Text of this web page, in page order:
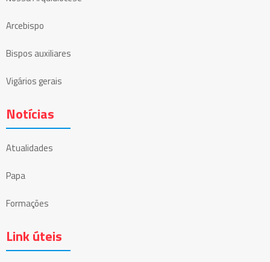
Arcebispo
Bispos auxiliares
Vigários gerais
Notícias
Atualidades
Papa
Formações
Link úteis